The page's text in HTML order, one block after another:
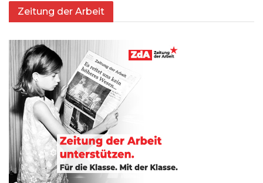
Zeitung der Arbeit